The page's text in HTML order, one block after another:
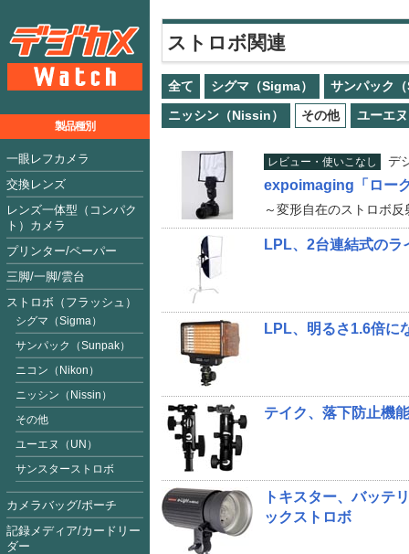
ストロボ関連
全て シグマ（Sigma）
サンパック
ニッシン（Nissin）
その他 ユーエ
レビュー・使いこなし デ
expoimaging「ロー
～変形自在のストロボ反
LPL、2台連結式のラ
LPL、明るさ1.6倍に
テイク、落下防止機
トキスター、バッテ
ックストロボ
製品種別
一眼レフカメラ
交換レンズ
レンズ一体型（コンパク
ト）カメラ
プリンター/ペーパー
三脚/一脚/雲台
ストロボ（フラッシュ）
シグマ（Sigma）
サンパック（Sunpak）
ニコン（Nikon）
ニッシン（Nissin）
その他
ユーエヌ（UN）
サンスターストロボ
カメラバッグ/ポーチ
記録メディア/カードリー
ダー